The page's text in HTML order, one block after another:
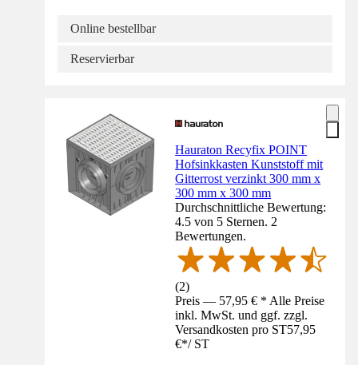
Online bestellbar
Reservierbar
Hauraton Recyfix POINT
Hofsinkkasten Kunststoff mit
Gitterrost verzinkt 300 mm x
300 mm x 300 mm
Durchschnittliche Bewertung:
4.5 von 5 Sternen. 2
Bewertungen.
(2)
Preis — 57,95 € * Alle Preise
inkl. MwSt. und ggf. zzgl.
Versandkosten pro ST57,95
€*/ ST